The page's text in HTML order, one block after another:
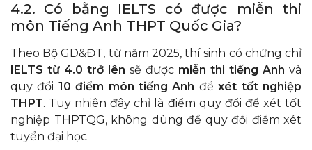
4.2. Có bằng IELTS có được miễn thi
môn Tiếng Anh THPT Quốc Gia?
Theo Bộ GD&ĐT, từ năm 2025, thí sinh có chứng chỉ
IELTS từ 4.0 trở lên sẽ được miễn thi tiếng Anh và
quy đổi 10 điểm môn tiếng Anh đểxét tốt nghiệp
THPT. Tuy nhiên đây chỉ là điểm quy đổi để xét tốt
nghiệp THPTQG, không dùng để quy đổi điểm xét
tuyển đại học